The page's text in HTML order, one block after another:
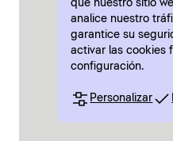
que nuestro sitio
analice nuestro
garantice su
activar las cookies
configuración.
Personalizar